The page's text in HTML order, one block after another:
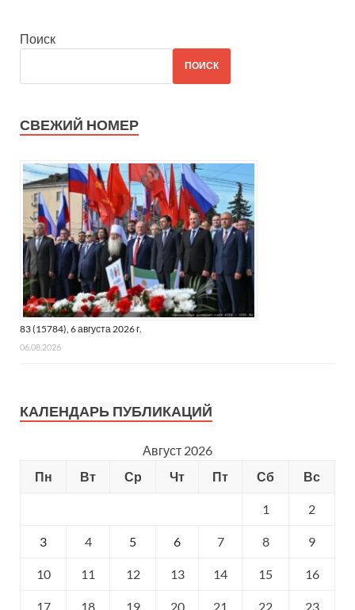
Поиск
ПОИСК
СВЕЖИЙ НОМЕР
83 (15784), 6 августа 2026 г.
06.08.2026
КАЛЕНДАРЬ ПУБЛИКАЦИЙ
Август 2026
Пн
Вт Ср Чт Пт Сб Вс
1 2
3 4 5 6 7 8 9
10 11 12 13 14 15 16
17 18 19 20 21 22 23